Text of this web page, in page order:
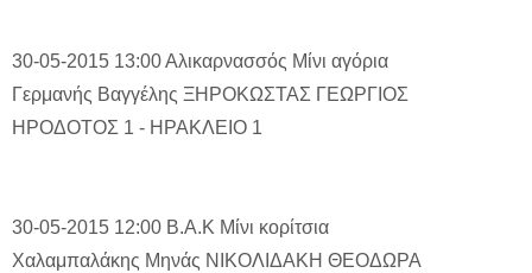
30-05-2015 13:00Αλικαρνασσός Μίνι αγόρια
Γερμανής Βαγγέλης ΞΗΡΟΚΩΣΤΑΣ ΓΕΩΡΓΙΟΣ
ΗΡΟΔΟΤΟΣ 1 - ΗΡΑΚΛΕΙΟ 1
30-05-2015 12:00 Β.Α.Κ Μίνι κορίτσια
Χαλαμπαλάκης Μηνάς ΝΙΚΟΛΙΔΑΚΗ ΘΕΟΔΩΡΑ